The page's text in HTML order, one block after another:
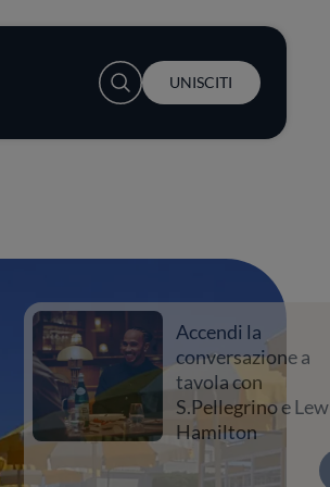
User account menu
UNISCITI
Accendi la
conversazione a
tavola con
S.Pellegrino e Lewis
Hamilton